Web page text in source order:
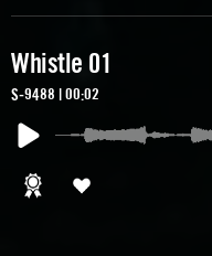
Whistle 01
S-9488 | 00:02